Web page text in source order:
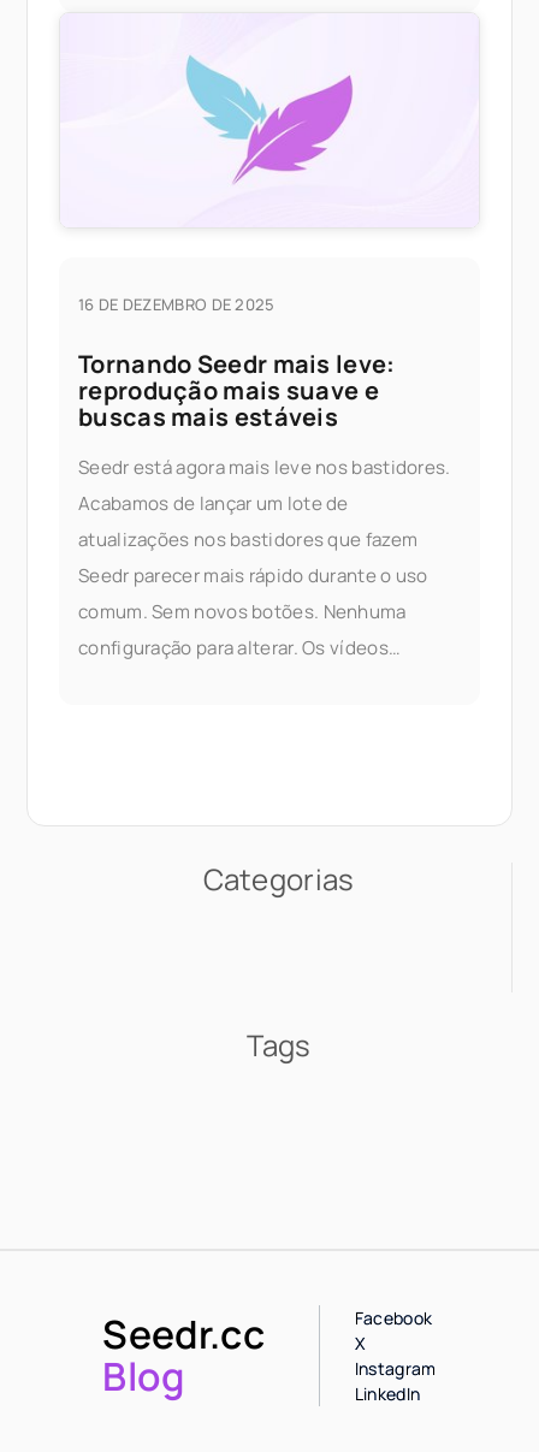
16 DE DEZEMBRO DE 2025
Tornando Seedr mais leve:
reprodução mais suave e
buscas mais estáveis
Seedr está agora mais leve nos bastidores.
Acabamos de lançar um lote de
atualizações nos bastidores que fazem
Seedr parecer mais rápido durante o uso
comum. Sem novos botões. Nenhuma
configuração para alterar. Os vídeos
Esta publicação aborda o que mudou,
Categorias
Tags
Seedr.cc
Blog
Facebook
X
Instagram
LinkedIn